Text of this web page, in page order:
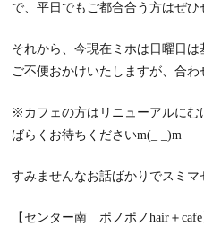
で、平日でもご都合合う方はぜひ
それから、今現在ミホは日曜日は
ご不便おかけいたしますが、合わ
※カフェの方はリニューアルにむ
ばらくお待ちくださいm(_ _)m
すみませんなお話ばかりでスミマ
【センター南 ポノポノhair＋cafe